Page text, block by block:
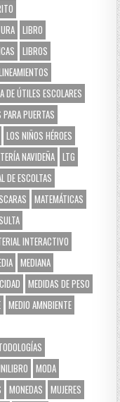
LIBRO
LIBROS
DE ÚTILES ESCOLARES
PARA PUERTAS
LOS NIÑOS HÉROES
NAVIDEÑA LTG
DE ESCOLTAS
MATEMÁTICAS
INTERACTIVO
MEDIANA
MEDIDAS DE PESO
MEDIO AMNBIENTE
MODA
MONEDAS
MUJERES